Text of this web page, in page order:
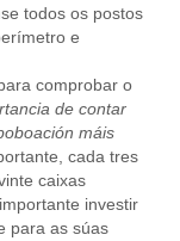
todos os postos
e
comprobar o
de contar
máis
cada tres
caixas
investir
para as súas